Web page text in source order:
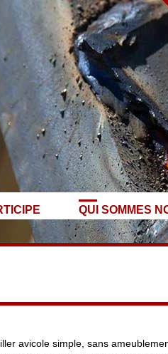
QUI SOMMES
avicole simple, sans